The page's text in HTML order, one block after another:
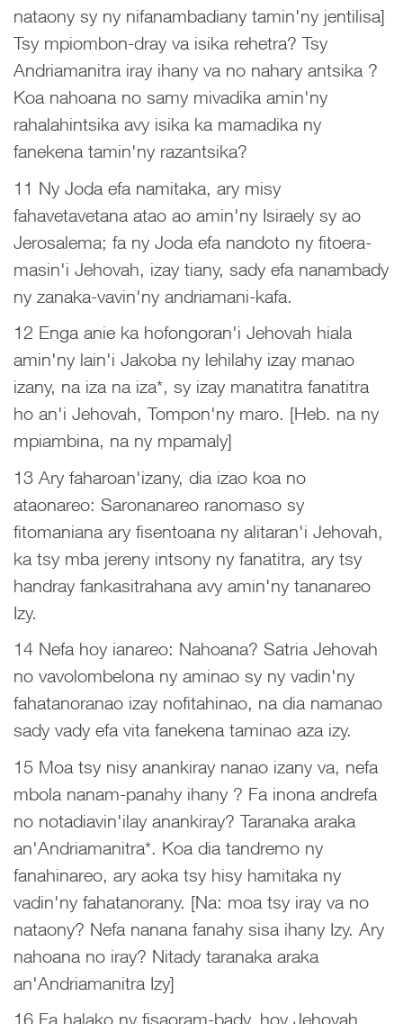
nataony sy ny nifanambadiany tamin'ny jentilisa]
Tsy mpiombon-dray va isika rehetra? Tsy
Andriamanitra iray ihany va no nahary antsika ?
Koa nahoana no samy mivadika amin'ny
rahalahintsika avy isika ka mamadika ny
fanekena tamin'ny razantsika?
11 Ny Joda efa namitaka, ary misy
fahavetavetana atao ao amin'ny Isiraely sy ao
Jerosalema; fa ny Joda efa nandoto ny fitoera-
masin'i Jehovah, izay tiany, sady efa nanambady
ny zanaka-vavin'ny andriamani-kafa.
12 Enga anie ka hofongoran'i Jehovah hiala
amin'ny lain'i Jakoba ny lehilahy izay manao
izany, na iza na iza*, sy izay manatitra fanatitra
ho an'i Jehovah, Tompon'ny maro. [Heb. na ny
mpiambina, na ny mpamaly]
13 Ary faharoan'izany, dia izao koa no
ataonareo: Saronanareo ranomaso sy
fitomaniana ary fisentoana ny alitaran'i Jehovah,
ka tsy mba jereny intsony ny fanatitra, ary tsy
handray fankasitrahana avy amin'ny tananareo
Izy.
14 Nefa hoy ianareo: Nahoana? Satria Jehovah
no vavolombelona ny aminao sy ny vadin'ny
fahatanoranao izay nofitahinao, na dia namanao
sady vady efa vita fanekena taminao aza izy.
15 Moa tsy nisy anankiray nanao izany va, nefa
mbola nanam-panahy ihany ? Fa inona andrefa
no notadiavin'ilay anankiray? Taranaka araka
an'Andriamanitra*. Koa dia tandremo ny
fanahinareo, ary aoka tsy hisy hamitaka ny
vadin'ny fahatanorany. [Na: moa tsy iray va no
nataony? Nefa nanana fanahy sisa ihany Izy. Ary
nahoana no iray? Nitady taranaka araka
an'Andriamanitra Izy]
16 Fa halako ny fisaoram-bady, hoy Jehovah,